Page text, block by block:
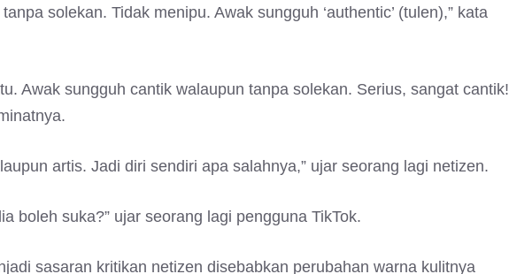
solekan. Tidak menipu. Awak sungguh ‘authentic’ (tulen),” kata
Awak sungguh cantik walaupun tanpa solekan. Serius, sangat cantik!
artis. Jadi diri sendiri apa salahnya,” ujar seorang lagi netizen.
boleh suka?” ujar seorang lagi pengguna TikTok.
sasaran kritikan netizen disebabkan perubahan warna kulitnya